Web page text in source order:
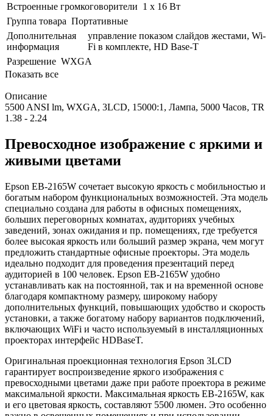
Встроенные громкоговорители 1 x 16 Вт
Группа товара Портативные
Дополнительная
информация
управление показом слайдов жестами, Wi-
Fi в комплекте, HD Base-T
Разрешение WXGA
Показать все
Описание
5500 ANSI lm, WXGA, 3LCD, 15000:1, Лампа, 5000 Часов, TR
1.38 - 2.24
Превосходное изображение с яркими и
живыми цветами
Epson EB-2165W сочетает высокую яркость с мобильностью и
богатым набором функциональных возможностей. Эта модель
специально создана для работы в офисных помещениях,
больших переговорных комнатах, аудиториях учебных
заведений, зонах ожидания и пр. помещениях, где требуется
более высокая яркость или больший размер экрана, чем могут
предложить стандартные офисные проекторы. Эта модель
идеально подходит для проведения презентаций перед
аудиторией в 100 человек. Epson EB-2165W удобно
устанавливать как на постоянной, так и на временной основе
благодаря компактному размеру, широкому набору
дополнительных функций, повышающих удобство и скорость
установки, а также богатому набору вариантов подключений,
включающих WiFi и часто используемый в инсталляционных
проекторах интерфейс HDBaseT.
Оригинальная проекционная технология Epson 3LCD
гарантирует воспроизведение яркого изображения с
превосходными цветами даже при работе проектора в режиме
максимальной яркости. Максимальная яркость EB-2165W, как
и его цветовая яркость, составляют 5500 люмен. Это особенно